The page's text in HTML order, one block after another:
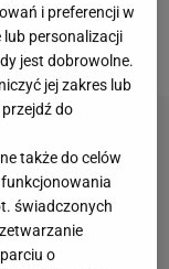
pokazał
i preferencji w
personalizacji
jest dobrowolne.
jej zakres lub
do
także do celów
świadczonych
o